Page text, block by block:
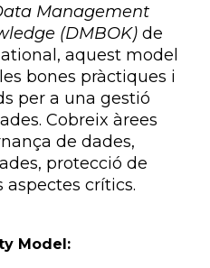
Management
(DMBOK) de
aquest model
bones pràctiques i
per a una gestió
Cobreix àrees
de dades,
protecció de
aspectes crítics.
Model: